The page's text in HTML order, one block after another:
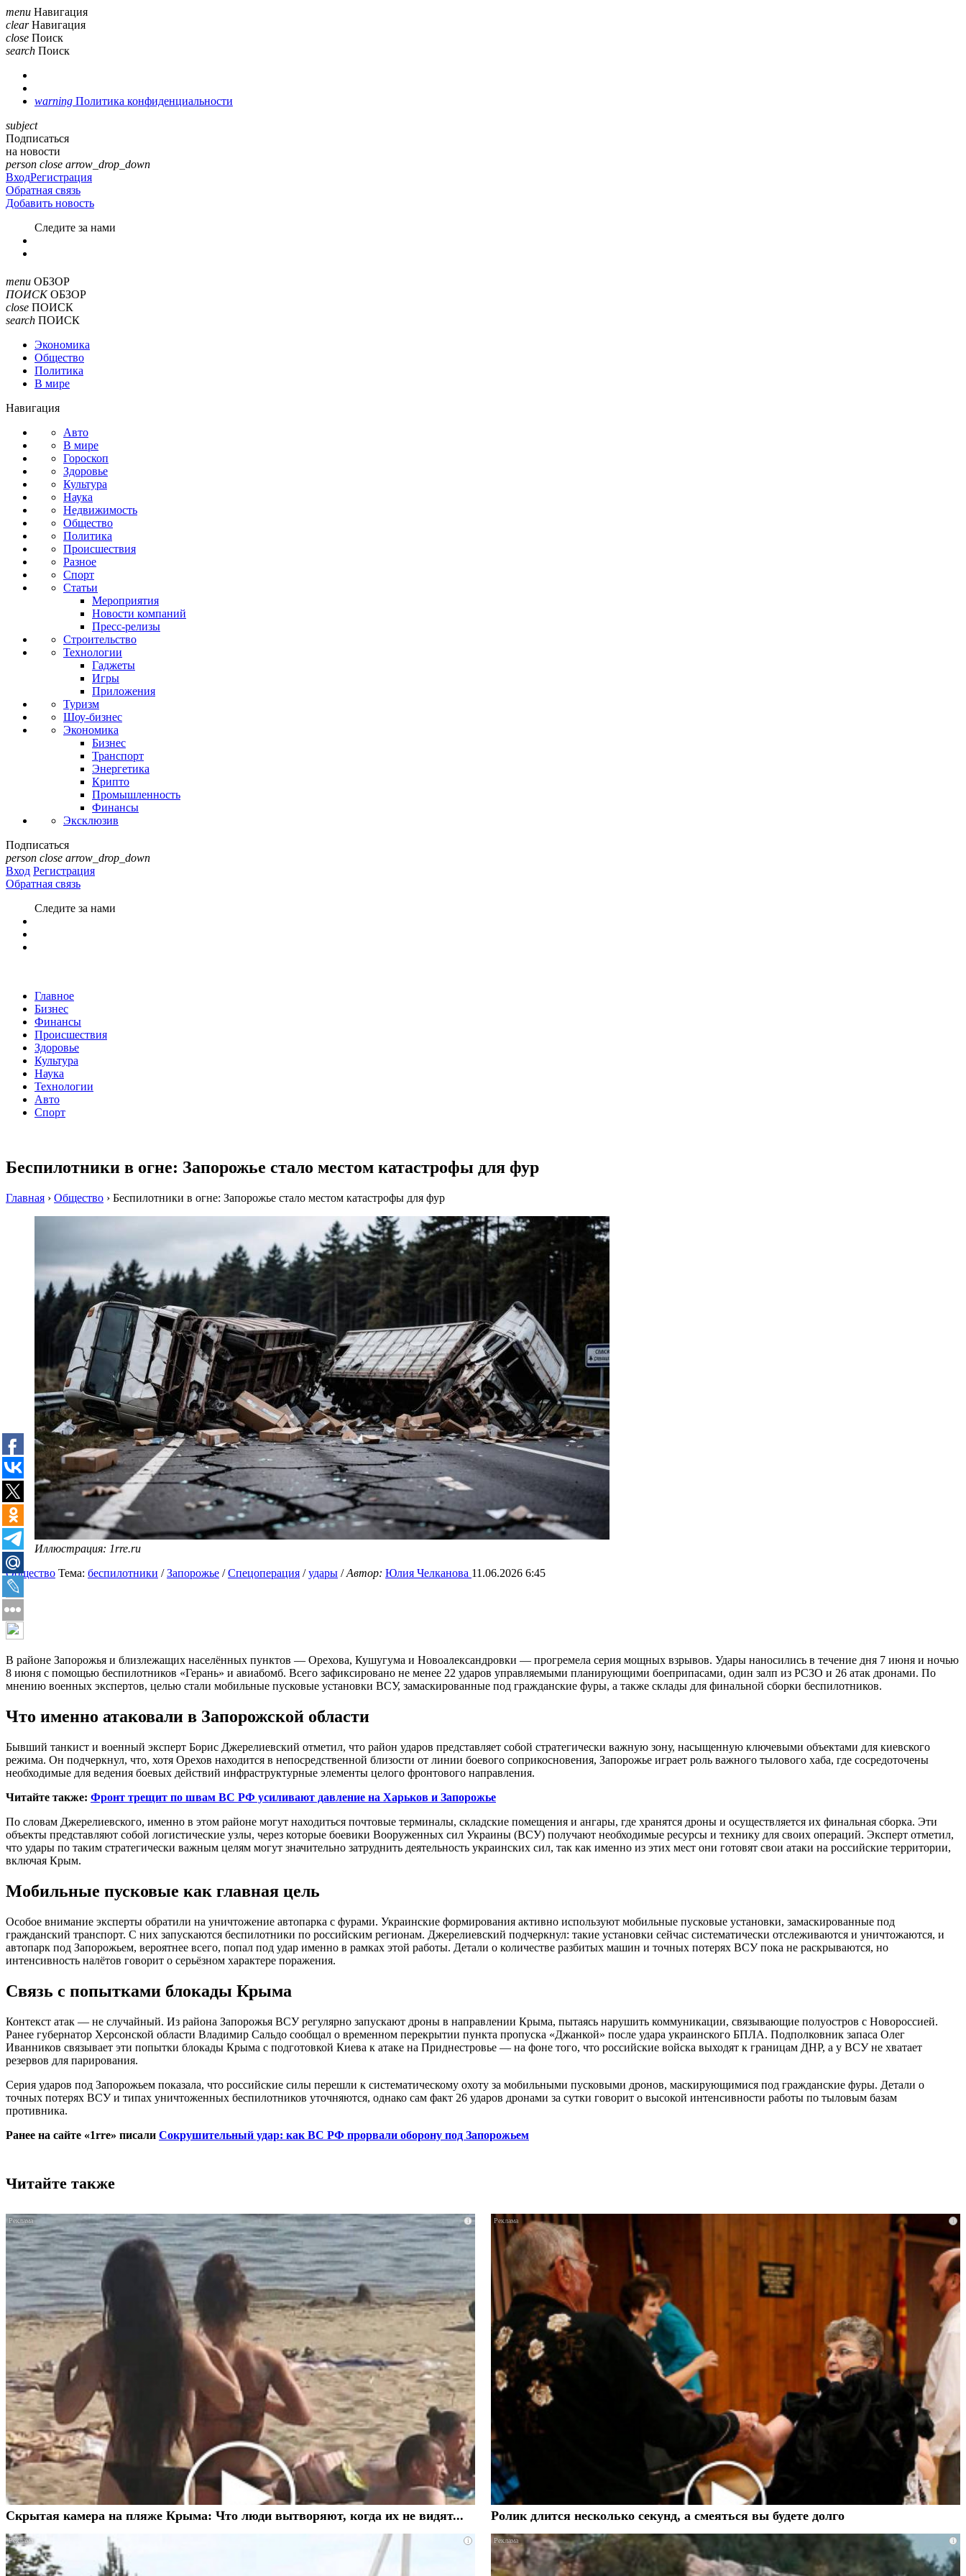
menu Навигация
clear Навигация
close Поиск
search Поиск
warning Политика конфиденциальности
subject
Подписаться
на новости
person close arrow_drop_down
ВходРегистрация
Обратная связь
Добавить новость
Cледите за нами
menu ОБЗОР
ПОИСК ОБЗОР
close ПОИСК
search ПОИСК
Экономика
Общество
Политика
В мире
Навигация
Авто
В мире
Гороскоп
Здоровье
Культура
Наука
Недвижимость
Общество
Политика
Происшествия
Разное
Спорт
Статьи
Мероприятия
Новости компаний
Пресс-релизы
Строительство
Технологии
Гаджеты
Игры
Приложения
Туризм
Шоу-бизнес
Экономика
Бизнес
Транспорт
Энергетика
Крипто
Промышленность
Финансы
Эксклюзив
Подписаться
person close arrow_drop_down
Вход Регистрация
Обратная связь
Следите за нами
Главное
Бизнес
Финансы
Происшествия
Здоровье
Культура
Наука
Технологии
Авто
Спорт
Беспилотники в огне: Запорожье стало местом катастрофы для фур
Главная › Общество › Беспилотники в огне: Запорожье стало местом катастрофы для фур
Иллюстрация: 1rre.ru
Общество Тема: беспилотники /Запорожье /Спецоперация /удары /Автор: Юлия Челканова 11.06.2026 6:45
В районе Запорожья и близлежащих населённых пунктов — Орехова, Кушугума и Новоалександровки — прогремела серия мощных взрывов. Удары наносились в течение дня 7 июня и ночью
8 июня с помощью беспилотников «Герань» и авиабомб. Всего зафиксировано не менее 22 ударов управляемыми планирующими боеприпасами, один залп из РСЗО и 26 атак дронами. По
мнению военных экспертов, целью стали мобильные пусковые установки ВСУ, замаскированные под гражданские фуры, а также склады для финальной сборки беспилотников.
Что именно атаковали в Запорожской области
Бывший танкист и военный эксперт Борис Джерелиевский отметил, что район ударов представляет собой стратегически важную зону, насыщенную ключевыми объектами для киевского
режима. Он подчеркнул, что, хотя Орехов находится в непосредственной близости от линии боевого соприкосновения, Запорожье играет роль важного тылового хаба, где сосредоточены
необходимые для ведения боевых действий инфраструктурные элементы целого фронтового направления.
Читайте также: Фронт трещит по швам ВС РФ усиливают давление на Харьков и Запорожье
По словам Джерелиевского, именно в этом районе могут находиться почтовые терминалы, складские помещения и ангары, где хранятся дроны и осуществляется их финальная сборка. Эти
объекты представляют собой логистические узлы, через которые боевики Вооруженных сил Украины (ВСУ) получают необходимые ресурсы и технику для своих операций. Эксперт отметил,
что удары по таким стратегически важным целям могут значительно затруднить деятельность украинских сил, так как именно из этих мест они готовят свои атаки на российские территории,
включая Крым.
Мобильные пусковые как главная цель
Особое внимание эксперты обратили на уничтожение автопарка с фурами. Украинские формирования активно используют мобильные пусковые установки, замаскированные под
гражданский транспорт. С них запускаются беспилотники по российским регионам. Джерелиевский подчеркнул: такие установки сейчас систематически отслеживаются и уничтожаются, и
автопарк под Запорожьем, вероятнее всего, попал под удар именно в рамках этой работы. Детали о количестве разбитых машин и точных потерях ВСУ пока не раскрываются, но
интенсивность налётов говорит о серьёзном характере поражения.
Связь с попытками блокады Крыма
Контекст атак — не случайный. Из района Запорожья ВСУ регулярно запускают дроны в направлении Крыма, пытаясь нарушить коммуникации, связывающие полуостров с Новороссией.
Ранее губернатор Херсонской области Владимир Сальдо сообщал о временном перекрытии пункта пропуска «Джанкой» после удара украинского БПЛА. Подполковник запаса Олег
Иванников связывает эти попытки блокады Крыма с подготовкой Киева к атаке на Приднестровье — на фоне того, что российские войска выходят к границам ДНР, а у ВСУ не хватает
резервов для парирования.
Серия ударов под Запорожьем показала, что российские силы перешли к систематическому охоту за мобильными пусковыми дронов, маскирующимися под гражданские фуры. Детали о
точных потерях ВСУ и типах уничтоженных беспилотников уточняются, однако сам факт 26 ударов дронами за сутки говорит о высокой интенсивности работы по тыловым базам
противника.
Ранее на сайте «1rre» писали Сокрушительный удар: как ВС РФ прорвали оборону под Запорожьем
Читайте также
i
Скрытая камера на пляже Крыма: Что люди вытворяют, когда их не видят...
i
Ролик длится несколько секунд, а смеяться вы будете долго
i i